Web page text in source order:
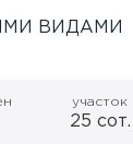
ВИДАМИ
участок
25 сот.